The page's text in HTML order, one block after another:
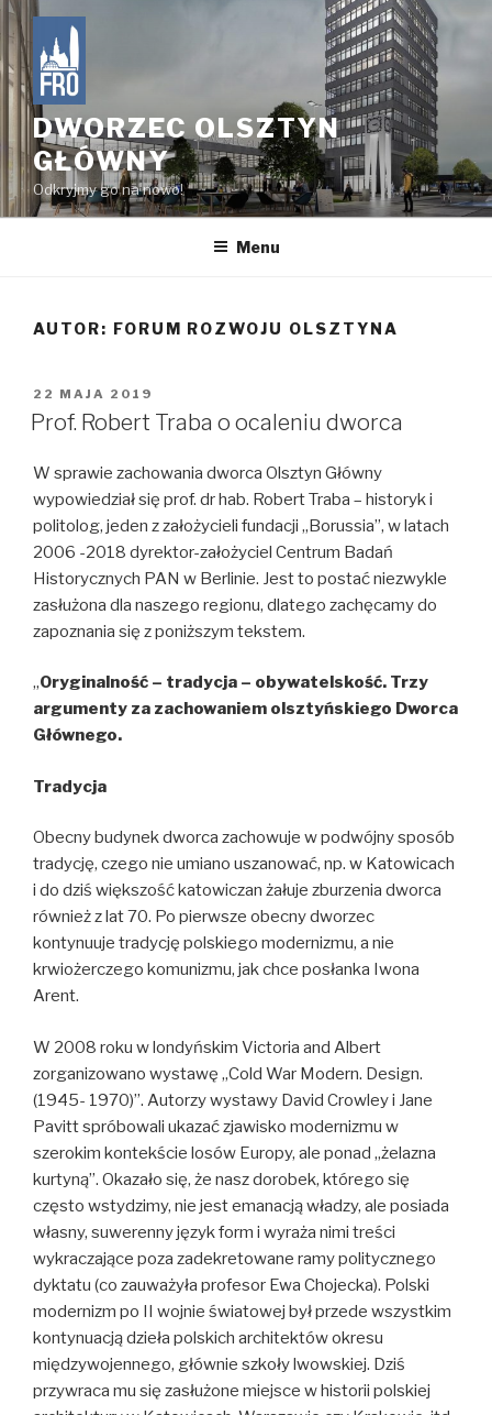
Przejdź
do
treści
DWORZEC OLSZTYN
GŁÓWNY
Odkryjmy go na nowo!
Menu
AUTOR: FORUM ROZWOJU OLSZTYNA
OPUBLIKOWANE
W
22 MAJA 2019
Prof. Robert Traba o ocaleniu dworca
W sprawie zachowania dworca Olsztyn Główny
wypowiedział się prof. dr hab. Robert Traba – historyk i
politolog, jeden z założycieli fundacji „Borussia”, w latach
2006 -2018 dyrektor-założyciel Centrum Badań
Historycznych PAN w Berlinie. Jest to postać niezwykle
zasłużona dla naszego regionu, dlatego zachęcamy do
zapoznania się z poniższym tekstem.
„Oryginalność – tradycja – obywatelskość. Trzy
argumenty za zachowaniem olsztyńskiego Dworca
Głównego.
Tradycja
Obecny budynek dworca zachowuje w podwójny sposób
tradycję, czego nie umiano uszanować, np. w Katowicach
i do dziś większość katowiczan żałuje zburzenia dworca
również z lat 70. Po pierwsze obecny dworzec
kontynuuje tradycję polskiego modernizmu, a nie
krwiożerczego komunizmu, jak chce posłanka Iwona
Arent.
W 2008 roku w londyńskim Victoria and Albert
zorganizowano wystawę „Cold War Modern. Design.
(1945- 1970)”. Autorzy wystawy David Crowley i Jane
Pavitt spróbowali ukazać zjawisko modernizmu w
szerokim kontekście losów Europy, ale ponad „żelazna
kurtyną”. Okazało się, że nasz dorobek, którego się
często wstydzimy, nie jest emanacją władzy, ale posiada
własny, suwerenny język form i wyraża nimi treści
wykraczające poza zadekretowane ramy politycznego
dyktatu (co zauważyła profesor Ewa Chojecka). Polski
modernizm po II wojnie światowej był przede wszystkim
kontynuacją dzieła polskich architektów okresu
międzywojennego, głównie szkoły lwowskiej. Dziś
przywraca mu się zasłużone miejsce w historii polskiej